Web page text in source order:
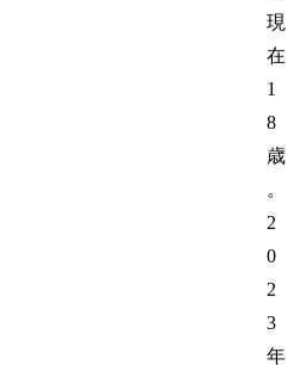
現
在
1
8
歳
。
2
0
2
3
年